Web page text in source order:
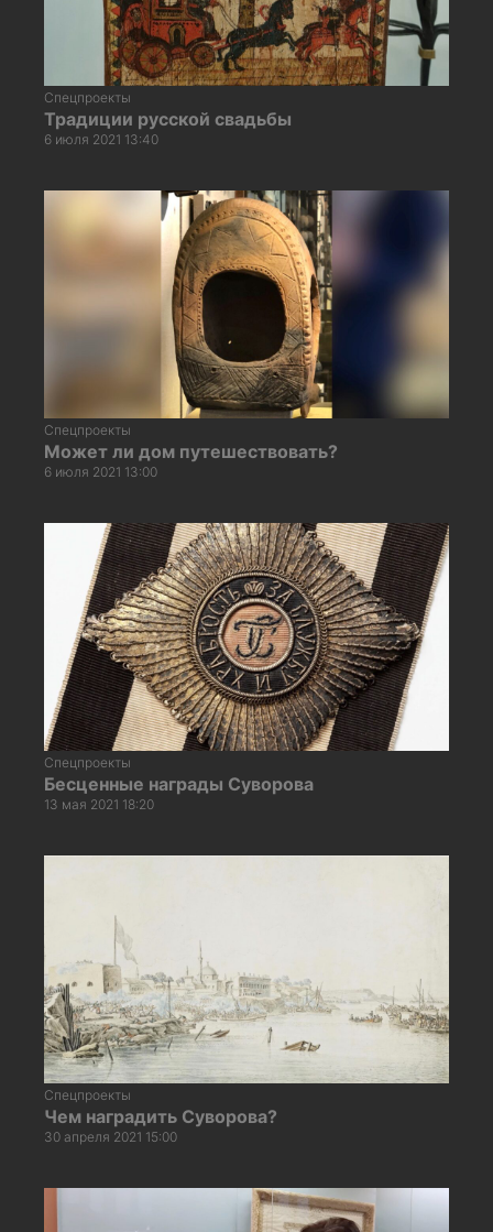
Спецпроекты
Традиции русской свадьбы
6 июля 2021 13:40
Спецпроекты
Может ли дом путешествовать?
6 июля 2021 13:00
Спецпроекты
Бесценные награды Суворова
13 мая 2021 18:20
Спецпроекты
Чем наградить Суворова?
30 апреля 2021 15:00